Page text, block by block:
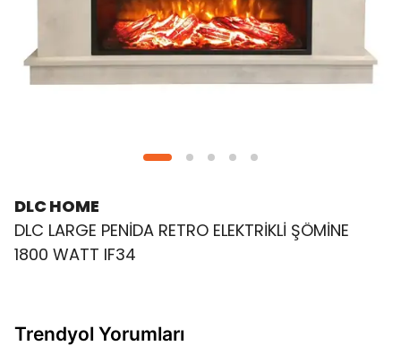
DLC HOME
DLC LARGE PENİDA RETRO ELEKTRİKLİ ŞÖMİNE
1800 WATT IF34
Trendyol Yorumları